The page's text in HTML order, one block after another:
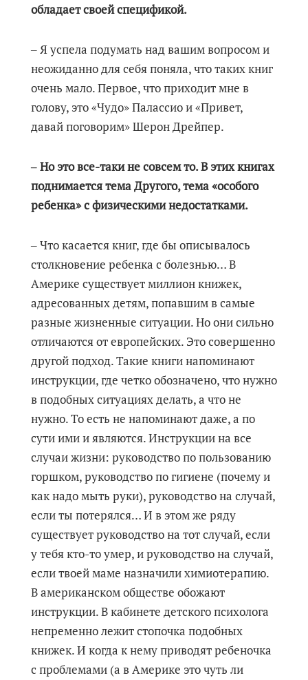
обладает своей спецификой.
‒ Я успела подумать над вашим вопросом и
неожиданно для себя поняла, что таких книг
очень мало. Первое, что приходит мне в
голову, это «Чудо» Палассио и «Привет,
давай поговорим» Шерон Дрейпер.
‒ Но это все-таки не совсем то. В этих книгах
поднимается тема Другого, тема «особого
ребенка» с физическими недостатками.
‒ Что касается книг, где бы описывалось
столкновение ребенка с болезнью… В
Америке существует миллион книжек,
адресованных детям, попавшим в самые
разные жизненные ситуации. Но они сильно
отличаются от европейских. Это совершенно
другой подход. Такие книги напоминают
инструкции, где четко обозначено, что нужно
в подобных ситуациях делать, а что не
нужно. То есть не напоминают даже, а по
сути ими и являются. Инструкции на все
случаи жизни: руководство по пользованию
горшком, руководство по гигиене (почему и
как надо мыть руки), руководство на случай,
если ты потерялся… И в этом же ряду
существует руководство на тот случай, если
у тебя кто-то умер, и руководство на случай,
если твоей маме назначили химиотерапию.
В американском обществе обожают
инструкции. В кабинете детского психолога
непременно лежит стопочка подобных
книжек. И когда к нему приводят ребеночка
с проблемами (а в Америке это чуть ли